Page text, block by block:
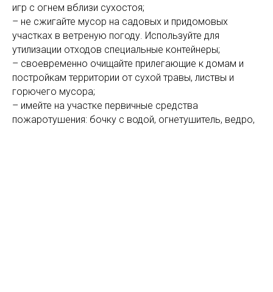
игр с огнем вблизи сухостоя;
– не сжигайте мусор на садовых и придомовых
участках в ветреную погоду. Используйте для
утилизации отходов специальные контейнеры;
– своевременно очищайте прилегающие к домам и
постройкам территории от сухой травы, листвы и
горючего мусора;
– имейте на участке первичные средства
пожаротушения: бочку с водой, огнетушитель, ведро,